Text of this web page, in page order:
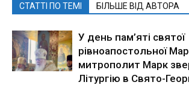
СТАТТІ ПО ТЕМІ БІЛЬШЕ ВІД АВТОРА
У день пам’яті святої
рівноапостольної
митрополит Марк
Літургію в Свято-